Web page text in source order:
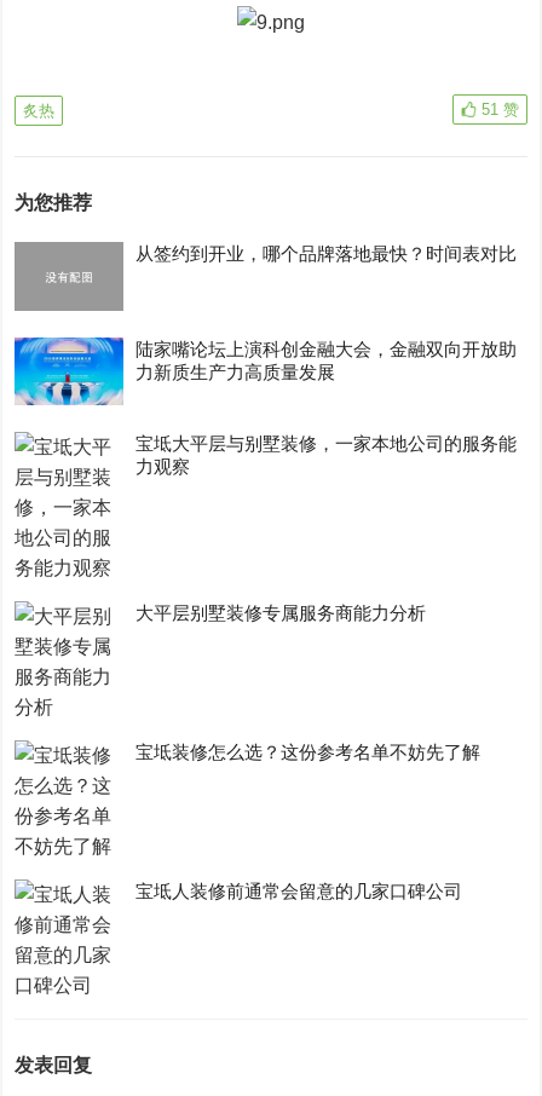
炙热 51 赞
为您推荐
从签约到开业，哪个品牌落地最快？时间表对比
陆家嘴论坛上演科创金融大会，金融双向开放助
力新质生产力高质量发展
宝坻大平层与别墅装修，一家本地公司的服务能
力观察
大平层别墅装修专属服务商能力分析
宝坻装修怎么选？这份参考名单不妨先了解
宝坻人装修前通常会留意的几家口碑公司
发表回复